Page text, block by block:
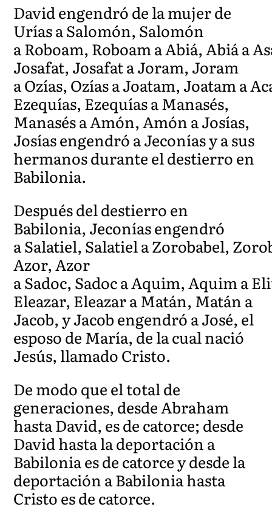
David engendró de la mujer de
Urías a Salomón, Salomón
a Roboam, Roboam a Abiá, Abiá a
Josafat, Josafat a Joram, Joram
a Ozías, Ozías a Joatam, Joatam a
Ezequías, Ezequías a Manasés,
Manasés a Amón, Amón a Josías,
Josías engendró a Jeconías y a sus
hermanos durante el destierro en
Babilonia.
Después del destierro en
Babilonia, Jeconías engendró
a Salatiel, Salatiel a Zorobabel,
Azor, Azor
a Sadoc, Sadoc a Aquim, Aquim a
Eleazar, Eleazar a Matán, Matán a
Jacob, y Jacob engendró a José, el
esposo de María, de la cual nació
Jesús, llamado Cristo.
De modo que el total de
generaciones, desde Abraham
hasta David, es de catorce; desde
David hasta la deportación a
Babilonia es de catorce y desde la
deportación a Babilonia hasta
Cristo es de catorce.